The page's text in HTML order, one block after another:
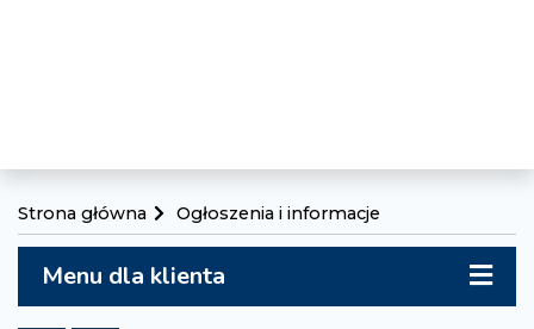
Strona główna Ogłoszenia i informacje
Menu dla klienta